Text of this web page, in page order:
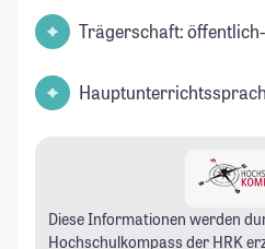
Trägerschaft:
Diese Informationen werden
Hochschulkompass der HRK